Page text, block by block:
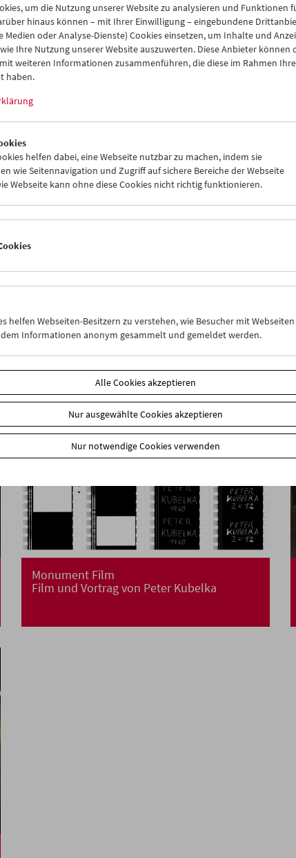
Viennale im Filmmuseum
Monument Film
Film und Vortrag von Peter Kubelka
um die Nutzung unserer Website zu analysieren und Funktionen
hinaus können – mit Ihrer Einwilligung – eingebundene
Medien oder Analyse-Dienste) Cookies einsetzen, um Inhalte und
Ihre Nutzung unserer Website auszuwerten. Diese Anbieter können
weiteren Informationen zusammenführen, die diese im Rahmen
haben.
helfen dabei, eine Webseite nutzbar zu machen, indem sie
wie Seitennavigation und Zugriff auf sichere Bereiche der Webseite
Webseite kann ohne diese Cookies nicht richtig funktionieren.
helfen Webseiten-Besitzern zu verstehen, wie Besucher mit Webseiten
Informationen anonym gesammelt und gemeldet werden.
Alle Cookies akzeptieren
Nur ausgewählte Cookies akzeptieren
Nur notwendige Cookies verwenden